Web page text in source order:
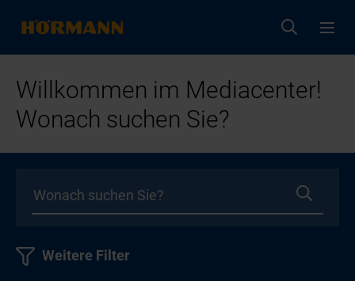
Willkommen im Mediacenter!
Wonach suchen Sie?
Weitere Filter